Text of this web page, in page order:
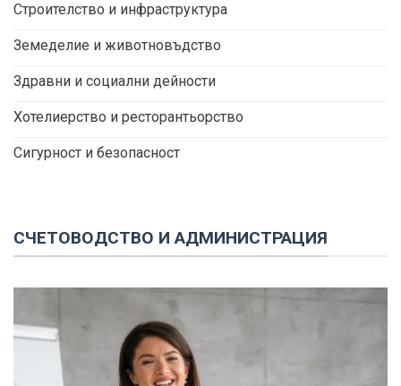
Строителство и инфраструктура
Земеделие и животновъдство
Здравни и социални дейности
Хотелиерство и ресторантьорство
Сигурност и безопасност
СЧЕТОВОДСТВО И АДМИНИСТРАЦИЯ